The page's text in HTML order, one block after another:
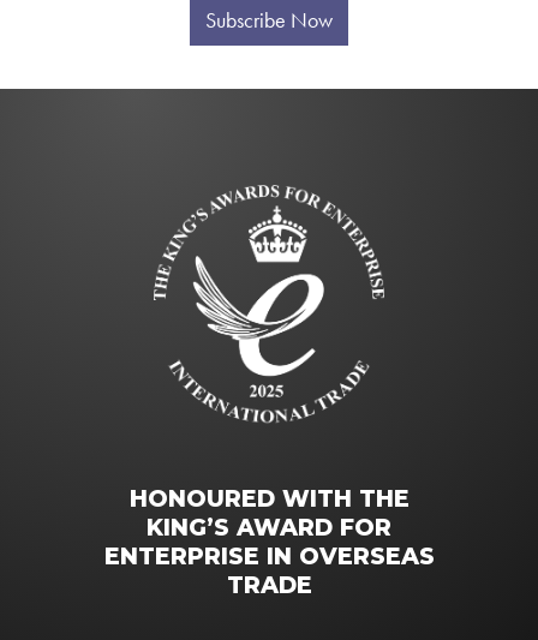
Subscribe Now
HONOURED WITH THE
KING’S AWARD FOR
ENTERPRISE IN OVERSEAS
TRADE